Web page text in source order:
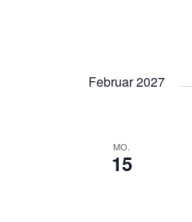
Februar 2027
MO.
15